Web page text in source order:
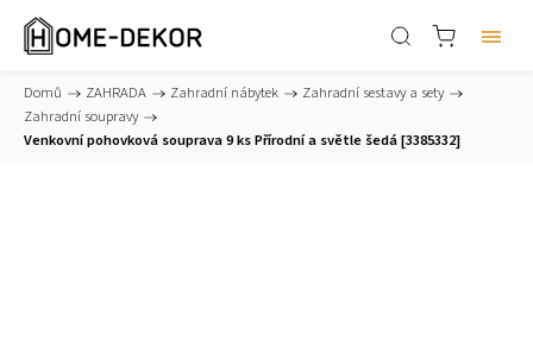
Domů / ZAHRADA / Zahradní nábytek / Zahradní sestavy a sety /
Zahradní soupravy /
Venkovní pohovková souprava 9 ks Přírodní a světle šedá [3385332]